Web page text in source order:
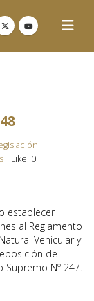
Like: 0
establecer
al Reglamento
Vehicular y
de
Nº 247.